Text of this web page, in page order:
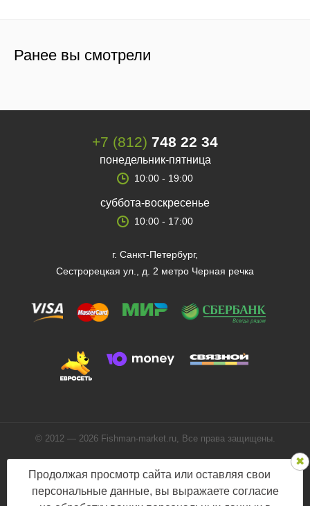
Ранее вы смотрели
+7 (812) 748 22 34
понедельник-пятница
10:00 - 19:00
суббота-воскресенье
10:00 - 17:00
г. Санкт-Петербург,
Сестрорецкая ул., д. 2 метро Черная речка
© 2012 — 2026 Fishman-market.ru, Все права защищены.
Мы в соцсетях:
Продолжая просмотр сайта или оставляя свои
персональные данные, вы выражаете согласие